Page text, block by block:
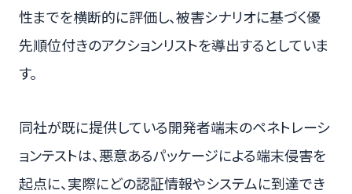
性までを横断的に評価し、被害シナリオに基づく優
先順位付きのアクションリストを導出するとしていま
す。
同社が既に提供している開発者端末のペネトレーシ
ョンテストは、悪意あるパッケージによる端末侵害を
起点に、実際にどの認証情報やシステムに到達でき